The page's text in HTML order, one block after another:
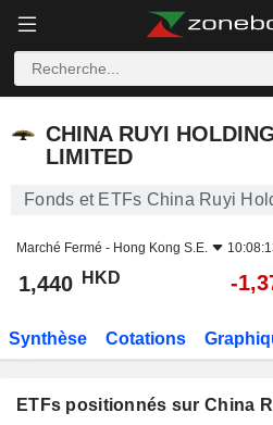
CHINA RUYI
LIMITED
Fonds et ETFs China Ruyi
Marché Fermé - Hong Kong S.E.
1,440 HKD -
Synthèse Cotations
ETFs positionnés sur China